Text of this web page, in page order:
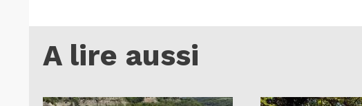
A lire aussi